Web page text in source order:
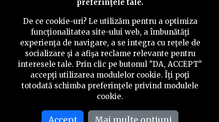
mai multă liniște sau dimpotrivă a crescut presiunea
pentru că acum nu mai aveți nicio scuză să greșiți, să
zicem?
: pe mine pune cu siguranță mai multă presiune,
chiar mă gândesc serios să facem o ședință în curând,
să mai iau de pe presiunea asta de pe umerii mei,
pentru că treaba asta full-time e mai mult la mine decât
la restul și trebuie să facem într-un fel în care să putem
împreună care să fi funcționat la fel de bine cum a fost
preferinţele tale.
De ce cookie-uri? Le utilizăm pentru a optimiza
funcţionalitatea site-ului web, a îmbunătăţi
experienţa de navigare, a se integra cu reţele de
socializare şi a afişa reclame relevante pentru
interesele tale. Prin clic pe butonul "DA, ACCEPT"
accepţi utilizarea modulelor cookie. Îţi poţi
totodată schimba preferinţele privind modulele
cookie.